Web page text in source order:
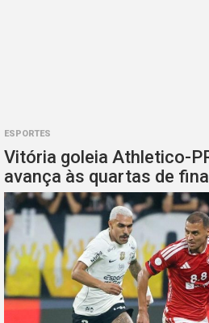
ESPORTES
Vitória goleia Athletico-
avança às quartas de